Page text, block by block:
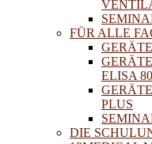
FÜR ALLE
ELISA
PLUS
DIE